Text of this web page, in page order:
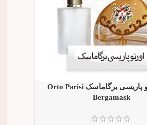
عطر اورتو پاریسی برگاماسک Orto Parisi
Bergamask